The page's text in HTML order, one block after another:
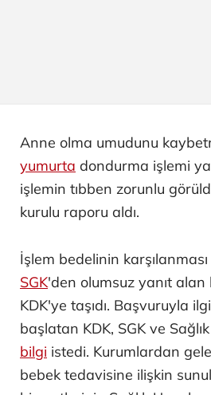
Anne olma umudunu
yumurta dondurma işlemi
işlemin tıbben zorunlu
kurulu raporu aldı.
İşlem bedelinin
SGK'den olumsuz yanıt alan
KDK'ye taşıdı. Başvuruyla
başlatan KDK, SGK ve
bilgi istedi. Kurumlardan
bebek tedavisine ilişkin